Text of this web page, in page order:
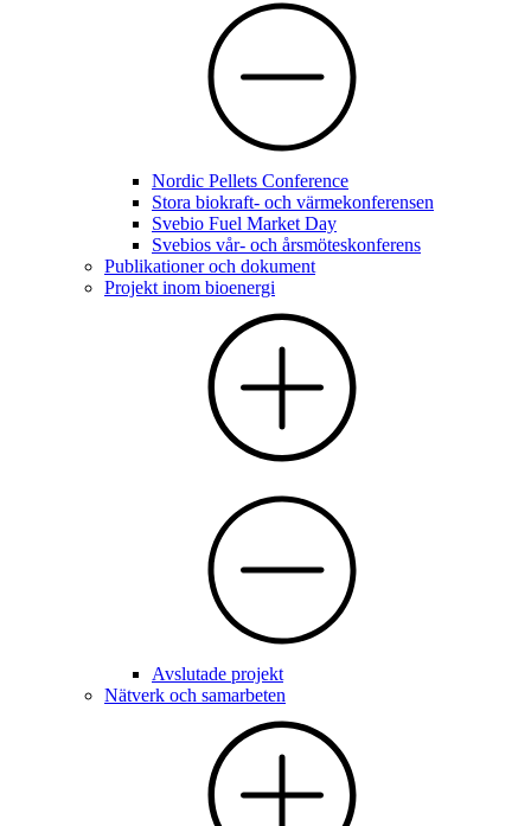
Nordic Pellets Conference
Stora biokraft- och värmekonferensen
Svebio Fuel Market Day
Svebios vår- och årsmöteskonferens
Publikationer och dokument
Projekt inom bioenergi
Avslutade projekt
Nätverk och samarbeten